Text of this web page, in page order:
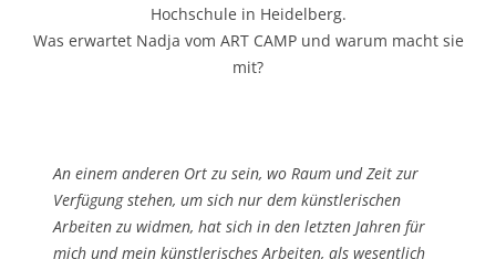
Hochschule in Heidelberg.
Was erwartet Nadja vom ART CAMP und warum macht sie
mit?
An einem anderen Ort zu sein, wo Raum und Zeit zur
Verfügung stehen, um sich nur dem künstlerischen
Arbeiten zu widmen, hat sich in den letzten Jahren für
mich und mein künstlerisches Arbeiten, als wesentlich